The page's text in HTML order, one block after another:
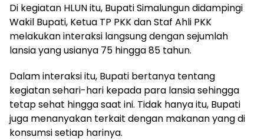
Di kegiatan HLUN itu, Bupati Simalungun didampingi
Wakil Bupati, Ketua TP PKK dan Staf Ahli PKK
melakukan interaksi langsung dengan sejumlah
lansia yang usianya 75 hingga 85 tahun.
Dalam interaksi itu, Bupati bertanya tentang
kegiatan sehari-hari kepada para lansia sehingga
tetap sehat hingga saat ini. Tidak hanya itu, Bupati
juga menanyakan terkait dengan makanan yang di
konsumsi setiap harinya.